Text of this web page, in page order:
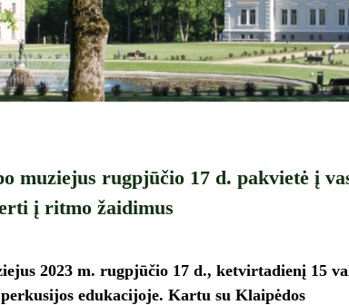
muziejus rugpjūčio 17 d. pakvietė į
į ritmo žaidimus
2023 m. rugpjūčio 17 d., ketvirtadienį 15
edukacijoje. Kartu su Klaipėdos